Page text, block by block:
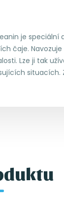
je speciální
čaje.
Lze ji tak
situacích.